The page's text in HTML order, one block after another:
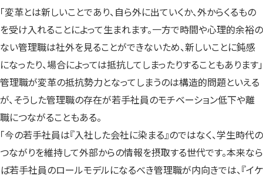
「変革とは新しいことであり、自ら外に出ていくか、外からくるもの
を受け入れることによって生まれます。一方で時間や心理的余裕の
ない管理職は社外を見ることができないため、新しいことに鈍感
になったり、場合によっては抵抗してしまったりすることもあります」
管理職が変革の抵抗勢力となってしまうのは構造的問題といえる
が、そうした管理職の存在が若手社員のモチベーション低下や離
職につながることもある。
「今の若手社員は『入社した会社に染まる』のではなく、学生時代の
つながりを維持して外部からの情報を摂取する世代です。本来なら
ば若手社員のロールモデルになるべき管理職が内向きでは、『イケ